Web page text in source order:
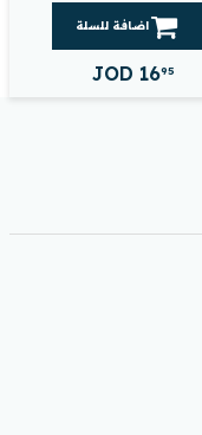
اضافة للسلة
JOD 1695